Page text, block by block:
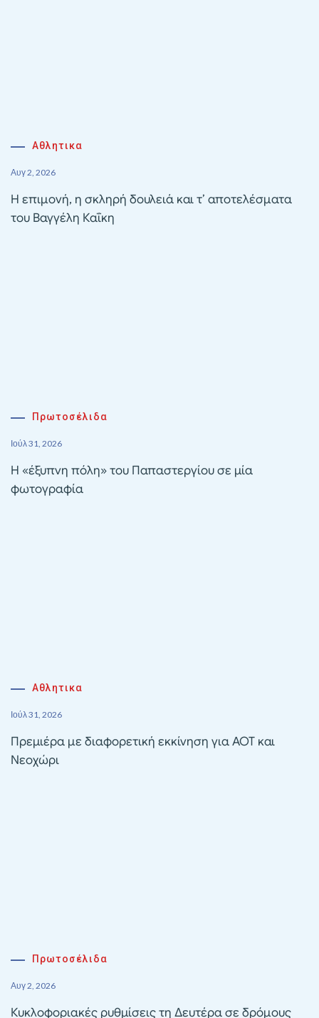
Αθλητικα
Αυγ 2, 2026
Η επιμονή, η σκληρή δουλειά και τ’ αποτελέσματα
του Βαγγέλη Καΐκη
Πρωτοσέλιδα
Ιούλ 31, 2026
Η «έξυπνη πόλη» του Παπαστεργίου σε μία
φωτογραφία
Αθλητικα
Ιούλ 31, 2026
Πρεμιέρα με διαφορετική εκκίνηση για ΑΟΤ και
Νεοχώρι
Πρωτοσέλιδα
Αυγ 2, 2026
Κυκλοφοριακές ρυθμίσεις τη Δευτέρα σε δρόμους